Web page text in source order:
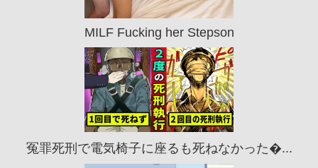
MILF Fucking her Stepson
冤罪死刑で電気椅子に座るも死ねなかった�...